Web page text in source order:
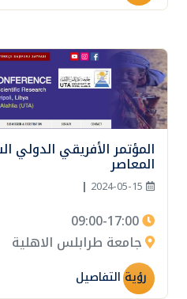
المؤتمر الأفريقي الدولي
المعاصر
2024-05-15
|
09:00-17:00
جامعة طرابلس الاهلية
رؤية التفاصيل